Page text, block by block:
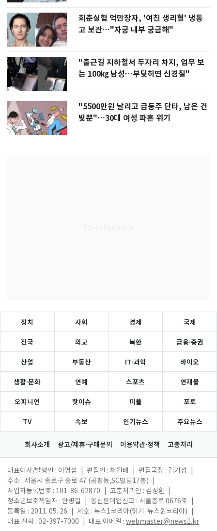
회춘실험 억만장자, '여친 생리혈' 냉동
고 보관…"자궁 내부 궁금해"
"출근길 지하철서 두자리 차지, 업무 보
는 100㎏ 남성…부딪히면 신경질"
"5500만원 날리고 급등주 단타, 남은 건
빚뿐"…30대 여성 파혼 위기
정치 사회 경제 국제
전국 외교 북한 금융·증권
산업 부동산 IT·과학 바이오
생활·문화 연예 스포츠 연재물
오피니언 핫이슈 피플 포토
TV 속보 인기뉴스 주요뉴스
회사소개 광고/제휴·구매문의 이용약관·정책 고충처리
대표이사/발행인 : 이영섭 편집인 : 채원배 편집국장 : 김기성
주소 : 서울시 종로구 종로 47 (공평동,SC빌딩17층)
사업자등록번호 : 101-86-62870
고충처리인 : 김성환
청소년보호책임자 : 안병길
통신판매업신고 : 서울종로 0676호
등록일 : 2011. 05. 26
제호 : 뉴스1코리아(읽기: 뉴스원코리아)
대표 전화 : 02-397-7000
대표 이메일 : webmaster@news1.kr